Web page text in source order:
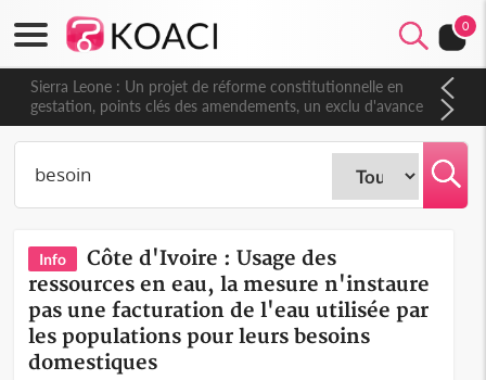
0
Sierra Leone : Un projet de réforme constitutionnelle en
gestation, points clés des amendements, un exclu d'avance
Info
Côte d'Ivoire : Usage des
ressources en eau, la mesure n'instaure
pas une facturation de l'eau utilisée par
les populations pour leurs besoins
domestiques